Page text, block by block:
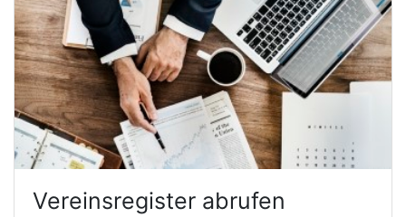
Vereinsregister abrufen